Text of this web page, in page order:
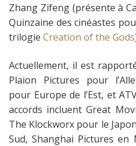
Zhang Zifeng (présente à
Quinzaine des cinéastes
trilogie Creation of the Gods
Actuellement, il est
Plaion Pictures pour
pour Europe de l’Est, et
accords incluent Great
The Klockworx pour le
Sud, Shanghai Pictures en